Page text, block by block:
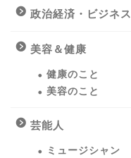
政治経済・ビジネス
美容＆健康
健康のこと
美容のこと
芸能人
ミュージシャン